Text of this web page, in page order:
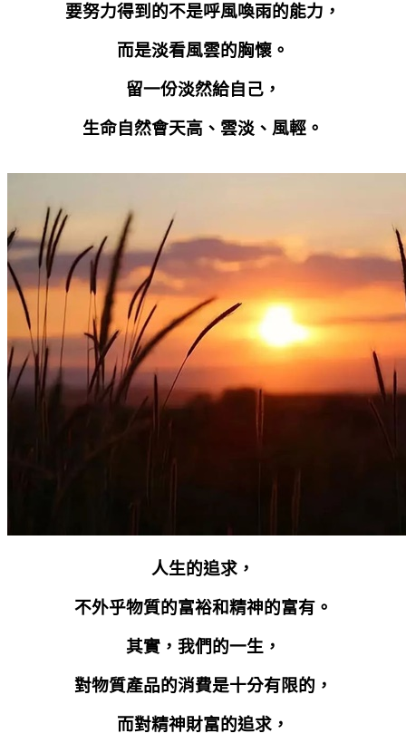
要努力得到的不是呼風喚雨的能力，
而是淡看風雲的胸懷。
留一份淡然給自己，
生命自然會天高、雲淡、風輕。
人生的追求，
不外乎物質的富裕和精神的富有。
其實，我們的一生，
對物質產品的消費是十分有限的，
而對精神財富的追求，